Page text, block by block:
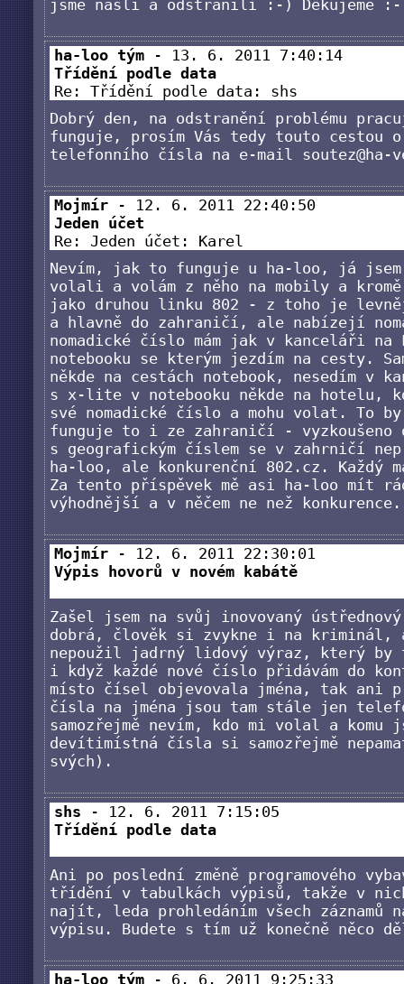
jsme našli a odstranili :-) Děkujeme
ha-loo tým - 13. 6. 2011 7:40:14
Třídění podle data
Re: Třídění podle data: shs
Dobrý den, na odstranění problému
funguje, prosím Vás tedy touto cestou
telefonního čísla na e-mail soutez@ha-
Mojmír - 12. 6. 2011 22:40:50
Jeden účet
Re: Jeden účet: Karel
Nevím, jak to funguje u ha-loo, já
volali a volám z něho na mobily a kromě
jako druhou linku 802 - z toho je
a hlavně do zahraničí, ale nabízejí
nomadické číslo mám jak v kanceláři
notebooku se kterým jezdím na cesty.
někde na cestách notebook, nesedím v
s x-lite v notebooku někde na hotelu,
své nomadické číslo a mohu volat. To
funguje to i ze zahraničí - vyzkoušeno
s geografickým číslem se v zahrničí
ha-loo, ale konkurenční 802.cz. Každý
Za tento příspěvek mě asi ha-loo mít
výhodnější a v něčem ne než konkurence.
Mojmír - 12. 6. 2011 22:30:01
Výpis hovorů v novém kabátě
Zašel jsem na svůj inovovaný
dobrá, člověk si zvykne i na kriminál,
nepoužil jadrný lidový výraz, který
i když každé nové číslo přidávám do
místo čísel objevovala jména, tak ani
čísla na jména jsou tam stále jen
samozřejmě nevím, kdo mi volal a komu
devítimístná čísla si samozřejmě
svých).
shs - 12. 6. 2011 7:15:05
Třídění podle data
Ani po poslední změně programového
třídění v tabulkách výpisů, takže v
najít, leda prohledáním všech záznamů
výpisu. Budete s tím už konečně něco
ha-loo tým - 6. 6. 2011 9:25:33